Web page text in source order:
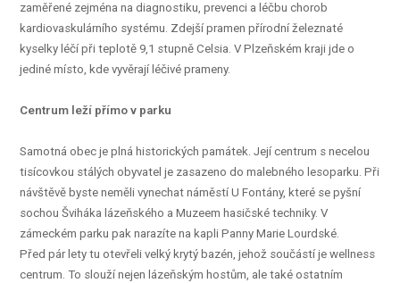
zaměřené zejména na diagnostiku, prevenci a léčbu chorob
kardiovaskulárního systému. Zdejší pramen přírodní železnaté
kyselky léčí při teplotě 9,1 stupně Celsia. V Plzeňském kraji jde o
jediné místo, kde vyvěrají léčivé prameny.
Centrum leží přímo v parku
Samotná obec je plná historických památek. Její centrum s necelou
tisícovkou stálých obyvatel je zasazeno do malebného lesoparku. Při
návštěvě byste neměli vynechat náměstí U Fontány, které se pyšní
sochou Šviháka lázeňského a Muzeem hasičské techniky. V
zámeckém parku pak narazíte na kapli Panny Marie Lourdské.
Před pár lety tu otevřeli velký krytý bazén, jehož součástí je wellness
centrum. To slouží nejen lázeňským hostům, ale také ostatním